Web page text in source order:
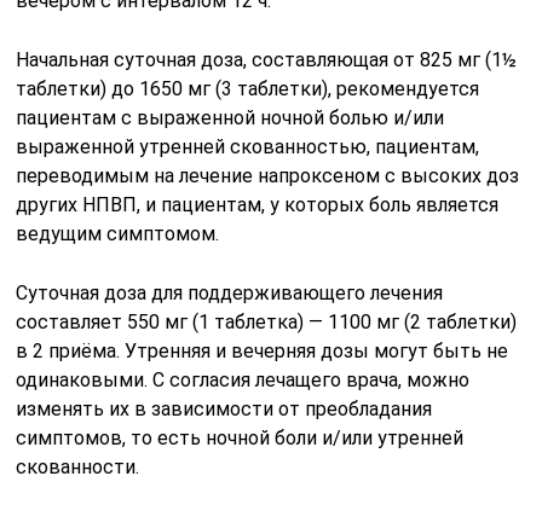
Начальная суточная доза, составляющая от 825 мг (1½
таблетки) до 1650 мг (3 таблетки), рекомендуется
пациентам с выраженной ночной болью и/или
выраженной утренней скованностью, пациентам,
переводимым на лечение напроксеном с высоких доз
других НПВП, и пациентам, у которых боль является
ведущим симптомом.
Суточная доза для поддерживающего лечения
составляет 550 мг (1 таблетка) — 1100 мг (2 таблетки)
в 2 приёма. Утренняя и вечерняя дозы могут быть не
одинаковыми. С согласия лечащего врача, можно
изменять их в зависимости от преобладания
симптомов, то есть ночной боли и/или утренней
скованности.